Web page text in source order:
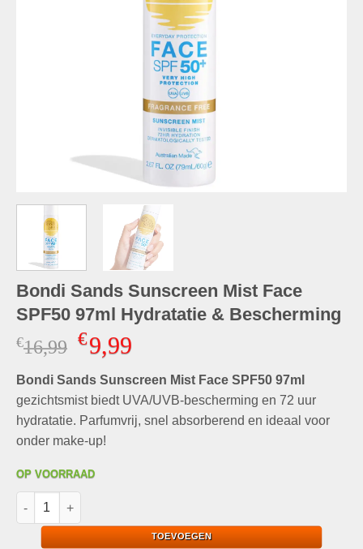
Bondi Sands Sunscreen Mist Face
SPF50 97ml Hydratatie & Bescherming
€16,99 Oorspronkelijke
prijs
was:
€16,99.
€9,99Huidige
is:
€9,99.
Bondi Sands Sunscreen Mist Face SPF50 97ml
gezichtsmist biedt UVA/UVB-bescherming en 72 uur
hydratatie. Parfumvrij, snel absorberend en ideaal voor
onder make-up!
OP VOORRAAD
Bondi Sands Sunscreen Mist Face SPF50 97ml Hydratatie &
TOEVOEGEN